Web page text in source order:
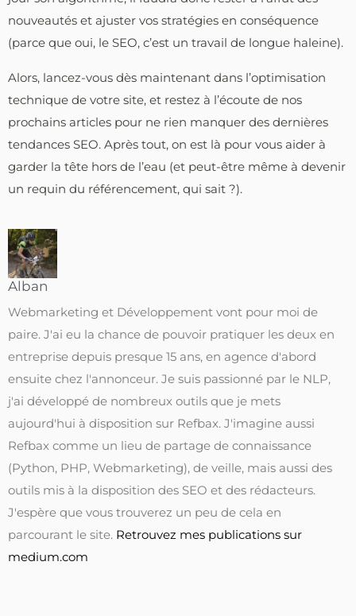
nouveautés et ajuster vos stratégies en conséquence
(parce que oui, le SEO, c’est un travail de longue haleine).
Alors, lancez-vous dès maintenant dans l’optimisation
technique de votre site, et restez à l’écoute de nos
prochains articles pour ne rien manquer des dernières
tendances SEO. Après tout, on est là pour vous aider à
garder la tête hors de l’eau (et peut-être même à devenir
un requin du référencement, qui sait ?).
Alban
Webmarketing et Développement vont pour moi de
paire. J'ai eu la chance de pouvoir pratiquer les deux en
entreprise depuis presque 15 ans, en agence d'abord
ensuite chez l'annonceur. Je suis passionné par le NLP,
j'ai développé de nombreux outils que je mets
aujourd'hui à disposition sur Refbax. J'imagine aussi
Refbax comme un lieu de partage de connaissance
(Python, PHP, Webmarketing), de veille, mais aussi des
outils mis à la disposition des SEO et des rédacteurs.
J'espère que vous trouverez un peu de cela en
parcourant le site. Retrouvez mes publications sur
medium.com